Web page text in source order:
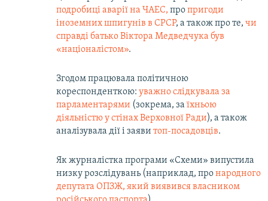
подробиці аварії на ЧАЕС, пропригоди
іноземних шпигунів в СРСР, а також про те, чи
справді батько Віктора Медведчука був
«націоналістом».
Згодом працювала політичною
кореспонденткою: уважно слідкувала за
парламентарями (зокрема, за їхньою
діяльністю у стінах Верховної Ради), а також
аналізувала дії і заяви топ-посадовців.
Як журналістка програми ​«Схеми»​ випустила
низку розслідувань (наприклад, пронародного
депутата ОПЗЖ, який виявився власником